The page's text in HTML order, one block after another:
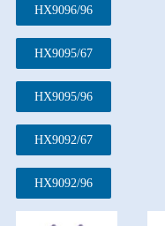
HX9096/96
HX9095/67
HX9095/96
HX9092/67
HX9092/96